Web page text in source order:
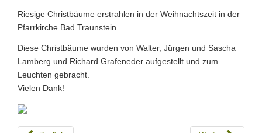
Riesige Christbäume erstrahlen in der Weihnachtszeit in der
Pfarrkirche Bad Traunstein.
Diese Christbäume wurden von Walter, Jürgen und Sascha
Lamberg und Richard Grafeneder aufgestellt und zum
Leuchten gebracht.
Vielen Dank!